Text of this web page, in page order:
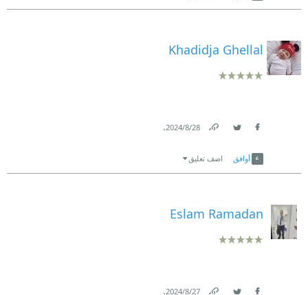
Khadidja Ghellal
28‏/8‏/2024
.
أوافق اضف تعليق
Eslam Ramadan
27‏/8‏/2024
.